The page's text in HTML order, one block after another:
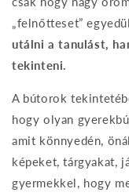
„felnőtteset”
utálni a tanulást,
tekinteni.
A bútorok
hogy olyan
amit könnyedén,
képeket, tárgyakat,
gyermekkel, hogy